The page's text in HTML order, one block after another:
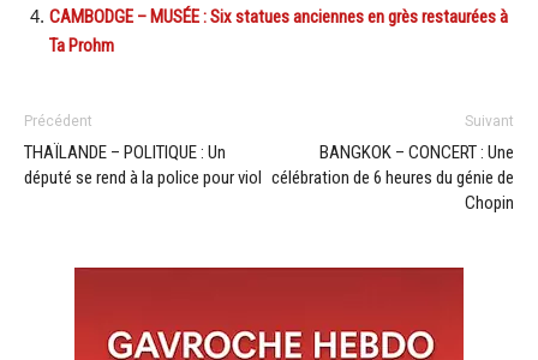
CAMBODGE – MUSÉE : Six statues anciennes en grès restaurées à
Ta Prohm
Précédent
THAÏLANDE – POLITIQUE : Un
député se rend à la police pour viol
Suivant
BANGKOK – CONCERT : Une
célébration de 6 heures du génie de
Chopin